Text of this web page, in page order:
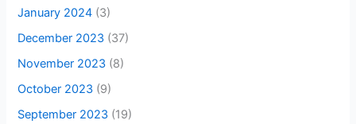
January 2024 (3)
December 2023 (37)
November 2023 (8)
October 2023 (9)
September 2023 (19)